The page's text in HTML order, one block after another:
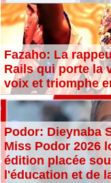
Fazaho: La
Rails qui porte la
voix et triomphe
Podor: Dieynaba
Miss Podor 2026
édition placée
l'éducation et de